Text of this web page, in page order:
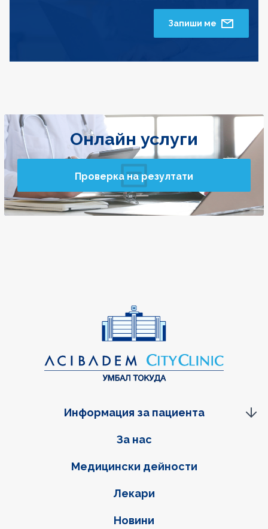
Запиши ме
Онлайн услуги
Проверка на резултати
Фуутер навигация
За нас
Медицински дейности
Лекари
Новини
Информация за пациента